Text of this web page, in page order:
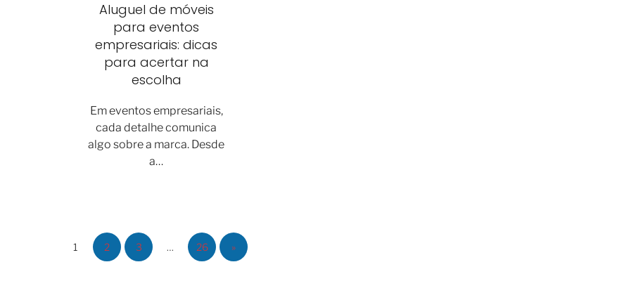
Aluguel de móveis
para eventos
empresariais: dicas
para acertar na
escolha
Em eventos empresariais,
cada detalhe comunica
algo sobre a marca. Desde
a…
1 2 3 … 26 »